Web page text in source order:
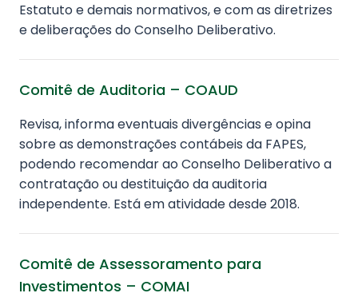
Estatuto e demais normativos, e com as diretrizes
e deliberações do Conselho Deliberativo.
Comitê de Auditoria – COAUD
Revisa, informa eventuais divergências e opina
sobre as demonstrações contábeis da FAPES,
podendo recomendar ao Conselho Deliberativo a
contratação ou destituição da auditoria
independente. Está em atividade desde 2018.
Comitê de Assessoramento para
Investimentos – COMAI